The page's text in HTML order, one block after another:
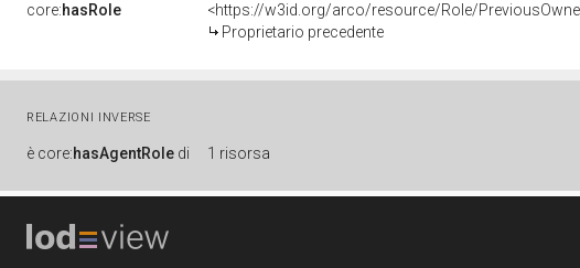
core:hasRole
<https://w3id.org/arco/resource/Role/
Proprietario precedente
RELAZIONI INVERSE
è core:hasAgentRole di 1 risorsa